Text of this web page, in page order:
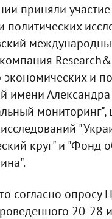
приняли
политических
и
имени
мониторинг",
круг" и "Фонд
согласно опросу
20-28